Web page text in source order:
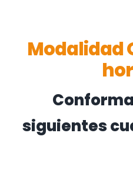
Modalidad
siguientes